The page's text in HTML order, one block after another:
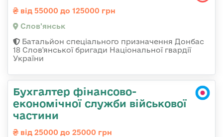
від 55000 до 125000 грн
Слов'янськ
Батальйон спеціального призначення Донбас
18 Слов'янської бригади Національної гвардії
України
Бухгалтер фінансово-
економічної служби військової
частини
від 25000 до 25000 грн